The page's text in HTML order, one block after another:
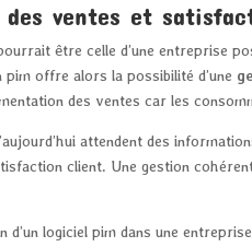
des ventes et
être celle d’une entreprise
pim offre alors la possibilité d’une
des ventes car les
attendent des
client. Une gestion
d’un logiciel pim dans une